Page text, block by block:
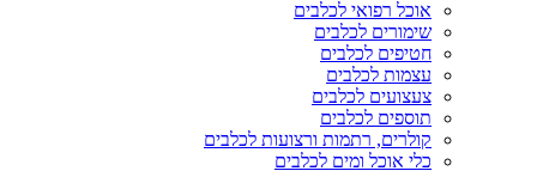
אוכל רפואי לכלבים
שימורים לכלבים
חטיפים לכלבים
עצמות לכלבים
צעצועים לכלבים
תוספים לכלבים
קולרים, רתמות ורצועות לכלבים
כלי אוכל ומים לכלבים